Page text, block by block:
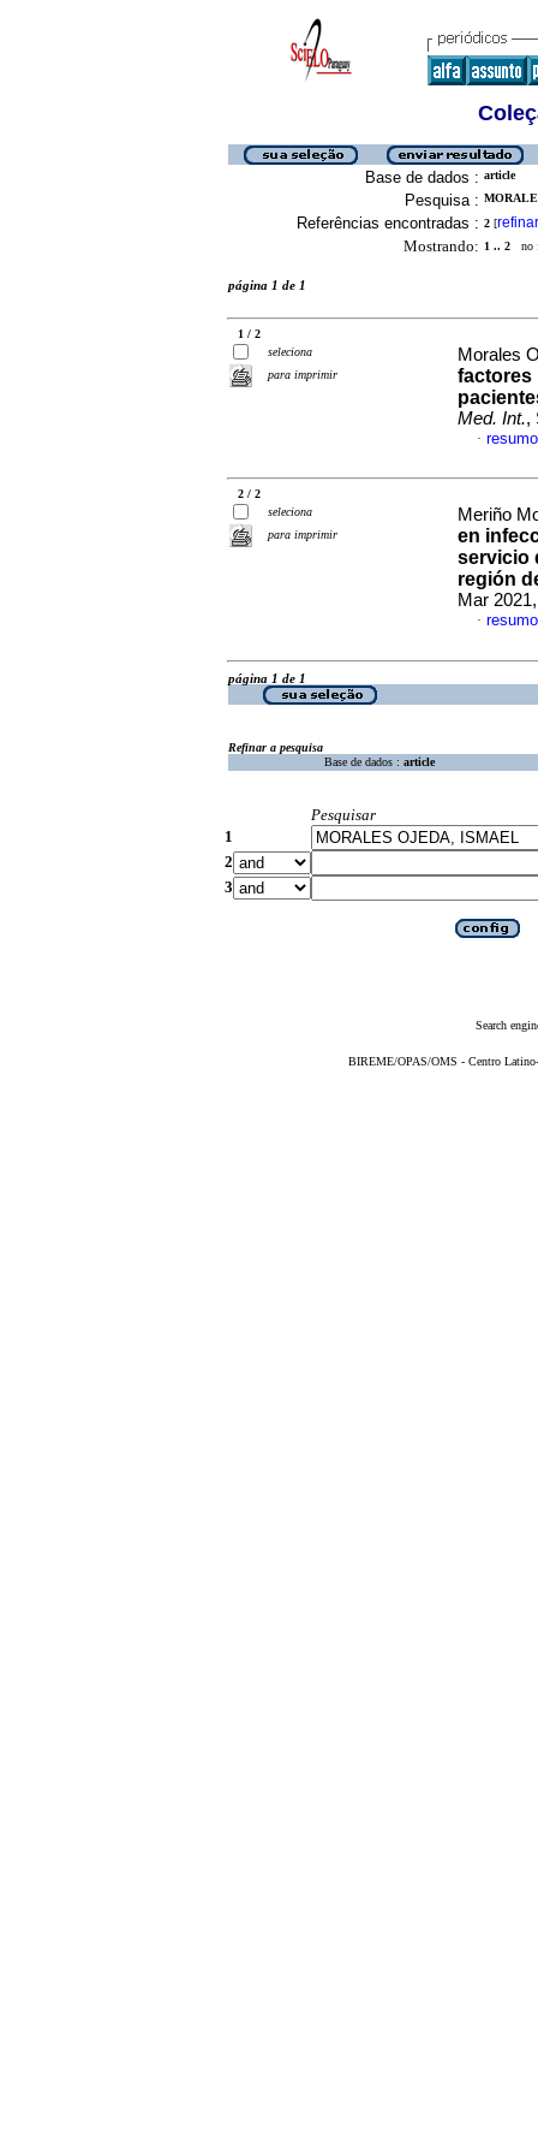
Base de dados : article
Pesquisa :
Referências encontradas : 2 [refinar
Mostrando: 1 .. 2 no
página 1 de 1
1 / 2
seleciona
para imprimir
Morales
factores
Med. Int.,
·
2 / 2
seleciona
para imprimir
Meriño
en
servicio
región
Mar
·
página 1 de 1
Refinar a pesquisa
Base de dados : article
Pesquisar
1
2
3
Search
BIREME/OPAS/OMS - Centro Latino-